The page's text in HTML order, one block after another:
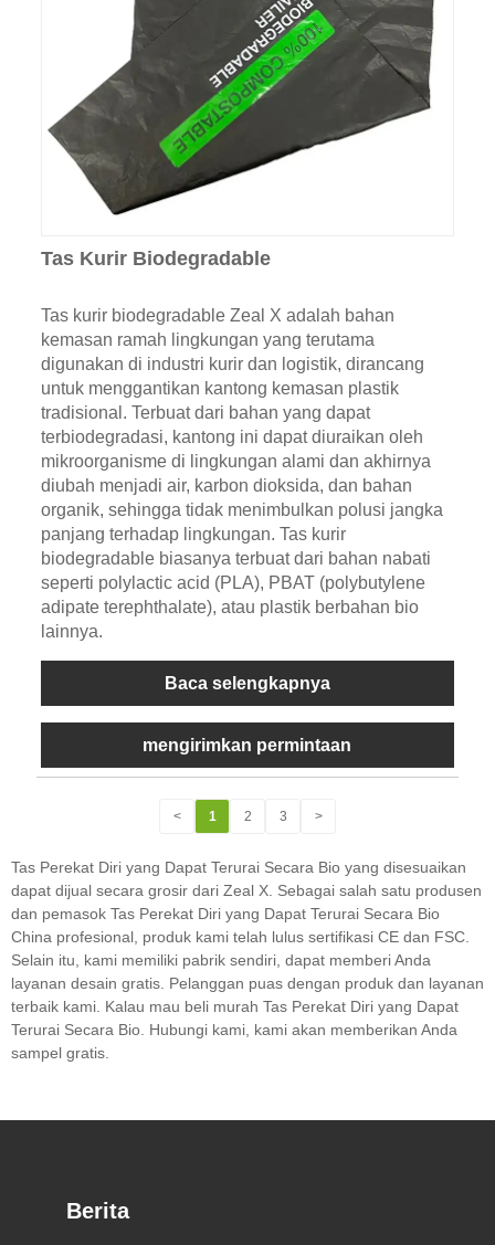
Tas Kurir Biodegradable
Tas kurir biodegradable Zeal X adalah bahan
kemasan ramah lingkungan yang terutama
digunakan di industri kurir dan logistik, dirancang
untuk menggantikan kantong kemasan plastik
tradisional. Terbuat dari bahan yang dapat
terbiodegradasi, kantong ini dapat diuraikan oleh
mikroorganisme di lingkungan alami dan akhirnya
diubah menjadi air, karbon dioksida, dan bahan
organik, sehingga tidak menimbulkan polusi jangka
panjang terhadap lingkungan. Tas kurir
biodegradable biasanya terbuat dari bahan nabati
seperti polylactic acid (PLA), PBAT (polybutylene
adipate terephthalate), atau plastik berbahan bio
lainnya.
Baca selengkapnya
mengirimkan permintaan
< 1 2 3 >
Tas Perekat Diri yang Dapat Terurai Secara Bio yang disesuaikan
dapat dijual secara grosir dari Zeal X. Sebagai salah satu produsen
dan pemasok Tas Perekat Diri yang Dapat Terurai Secara Bio
China profesional, produk kami telah lulus sertifikasi CE dan FSC.
Selain itu, kami memiliki pabrik sendiri, dapat memberi Anda
layanan desain gratis. Pelanggan puas dengan produk dan layanan
terbaik kami. Kalau mau beli murah Tas Perekat Diri yang Dapat
Terurai Secara Bio. Hubungi kami, kami akan memberikan Anda
sampel gratis.
Berita